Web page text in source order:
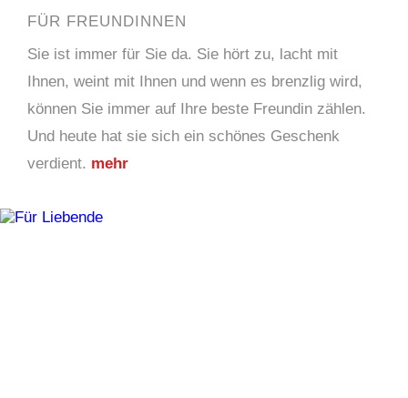
FÜR FREUNDINNEN
Sie ist immer für Sie da. Sie hört zu, lacht mit
Ihnen, weint mit Ihnen und wenn es brenzlig wird,
können Sie immer auf Ihre beste Freundin zählen.
Und heute hat sie sich ein schönes Geschenk
verdient. mehr